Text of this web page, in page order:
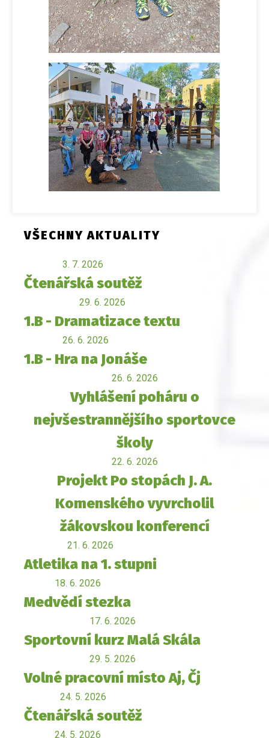
VŠECHNY AKTUALITY
3. 7. 2026
Čtenářská soutěž
29. 6. 2026
1.B - Dramatizace textu
26. 6. 2026
1.B - Hra na Jonáše
26. 6. 2026
Vyhlášení poháru o
nejvšestrannějšího sportovce
školy
22. 6. 2026
Projekt Po stopách J. A.
Komenského vyvrcholil
žákovskou konferencí
21. 6. 2026
Atletika na 1. stupni
18. 6. 2026
Medvědí stezka
17. 6. 2026
Sportovní kurz Malá Skála
29. 5. 2026
Volné pracovní místo Aj, Čj
24. 5. 2026
Čtenářská soutěž
24. 5. 2026